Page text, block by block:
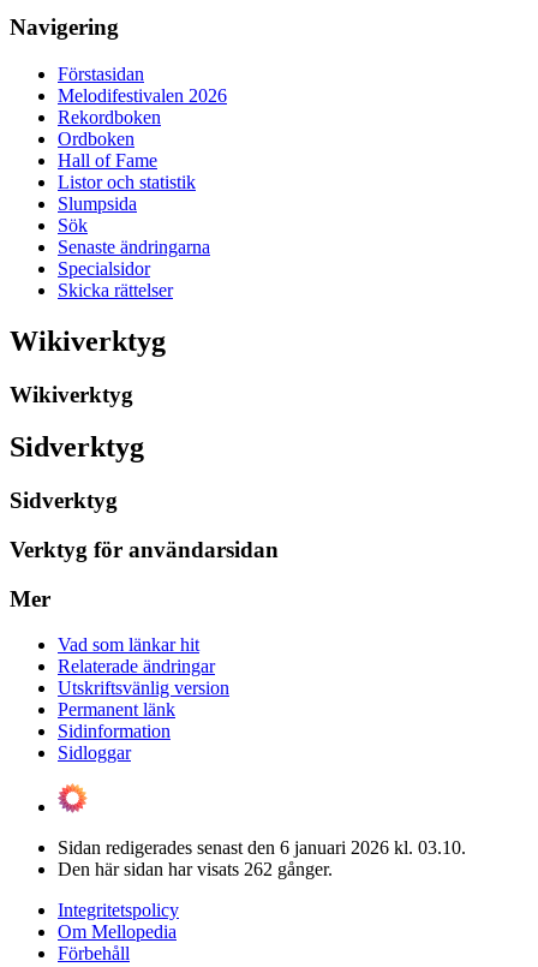
Navigering
Förstasidan
Melodifestivalen 2026
Rekordboken
Ordboken
Hall of Fame
Listor och statistik
Slumpsida
Sök
Senaste ändringarna
Specialsidor
Skicka rättelser
Wikiverktyg
Wikiverktyg
Sidverktyg
Sidverktyg
Verktyg för användarsidan
Mer
Vad som länkar hit
Relaterade ändringar
Utskriftsvänlig version
Permanent länk
Sidinformation
Sidloggar
Sidan redigerades senast den 6 januari 2026 kl. 03.10.
Den här sidan har visats 262 gånger.
Integritetspolicy
Om Mellopedia
Förbehåll